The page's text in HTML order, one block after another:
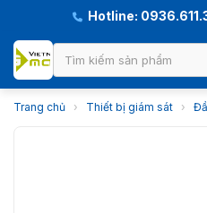
Hotline:
Trang chủ › Thiết bị giám sát ›